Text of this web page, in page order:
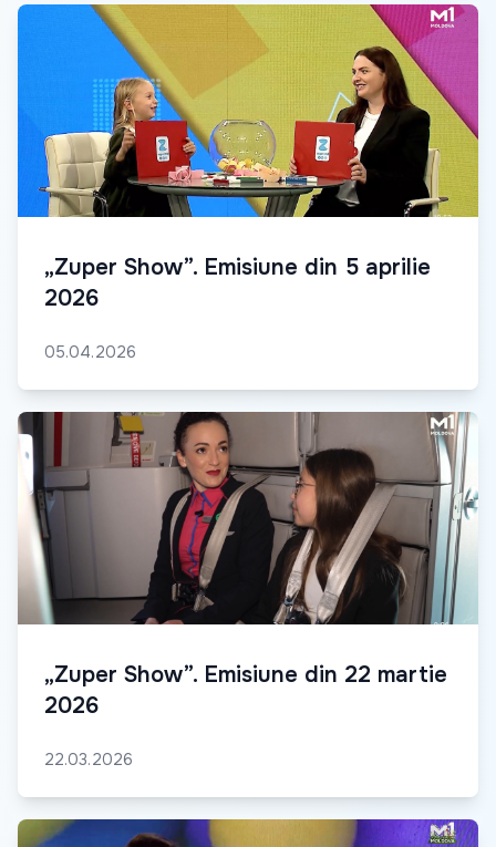
„Zuper Show”. Emisiune din 5 aprilie
2026
05.04.2026
„Zuper Show”. Emisiune din 22 martie
2026
22.03.2026